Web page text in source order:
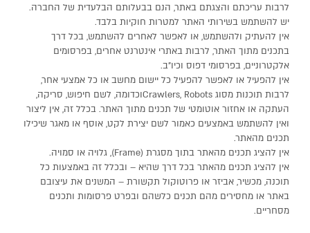
לרבות עריכתם והצגתם באתר, הנם בבעלותם הבלעדית של החברה.
יש להשתמש בשירותי האתר למטרות חוקיות בלבד.
אין להעתיק ולהשתמש, או לאפשר לאחרים להשתמש, בכל דרך
בתכנים מתוך האתר, לרבות באתרי אינטרנט אחרים, בפרסומים
אלקטרוניים, בפרסומי דפוס וכיו"ב.
אין להפעיל או לאפשר להפעיל כל יישום מחשב או כל אמצעי אחר,
לרבות תוכנות מסוג Crawlers, Robotsוכדומה, לשם חיפוש, סריקה,
העתקה או אחזור אוטומטי של תכנים מתוך האתר. בכלל זה, אין ליצור
ואין להשתמש באמצעים כאמור לשם יצירת לקט, אוסף או מאגר שיכילו
תכנים מהאתר.
אין להציג תכנים מהאתר בתוך מסגרת (Frame), גלויה או סמויה.
אין להציג תכנים מהאתר בכל דרך שהיא – ובכלל זה באמצעות כל
תוכנה, מכשיר, אביזר או פרוטוקול תקשורת – המשנים את עיצובם
באתר או מחסירים מהם תכנים כלשהם ובפרט פרסומות ותכנים
מסחריים.